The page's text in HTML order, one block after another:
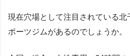
現在穴場として注目されている北
ポーツジムがあるのでしょうか。